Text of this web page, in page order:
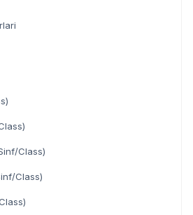
Class)
Class)